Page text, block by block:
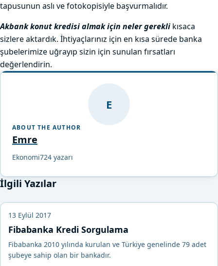
tapusunun aslı ve fotokopisiyle başvurmalıdır.
Akbank konut kredisi almak için neler gerekli kısaca
sizlere aktardık. İhtiyaçlarınız için en kısa sürede banka
şubelerimize uğrayıp sizin için sunulan fırsatları
değerlendirin.
E
ABOUT THE AUTHOR
Emre
Ekonomi724 yazarı
İlgili Yazılar
13 Eylül 2017
Fibabanka Kredi Sorgulama
Fibabanka 2010 yılında kurulan ve Türkiye genelinde 79 adet
şubeye sahip olan bir bankadır.